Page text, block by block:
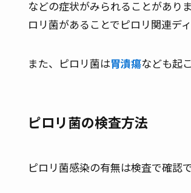
などの症状がみられることがあり
ロリ菌があることでピロリ関連デ
また、ピロリ菌は胃潰瘍なども起
ピロリ菌の検査方法
ピロリ菌感染の有無は検査で確認